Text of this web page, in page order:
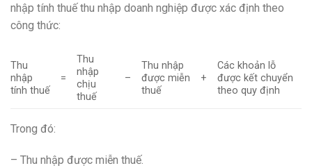
nhập tính thuế thu nhập doanh nghiệp được xác định theo
công thức:
Thu
nhập
tính thuế
=
Thu
nhập
chịu
thuế
–
Thu nhập
được miễn
thuế
+
Các khoản lỗ
được kết chuyển
theo quy định
Trong đó:
– Thu nhập được miễn thuế.